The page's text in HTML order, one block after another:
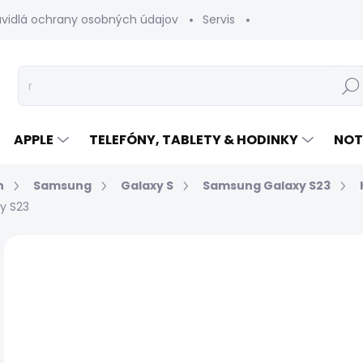
ochrany osobných údajov Servis
Hľadať
APPLE TELEFÓNY, TABLETY & HODINKY
Samsung Galaxy S Samsung Galaxy S23
S23